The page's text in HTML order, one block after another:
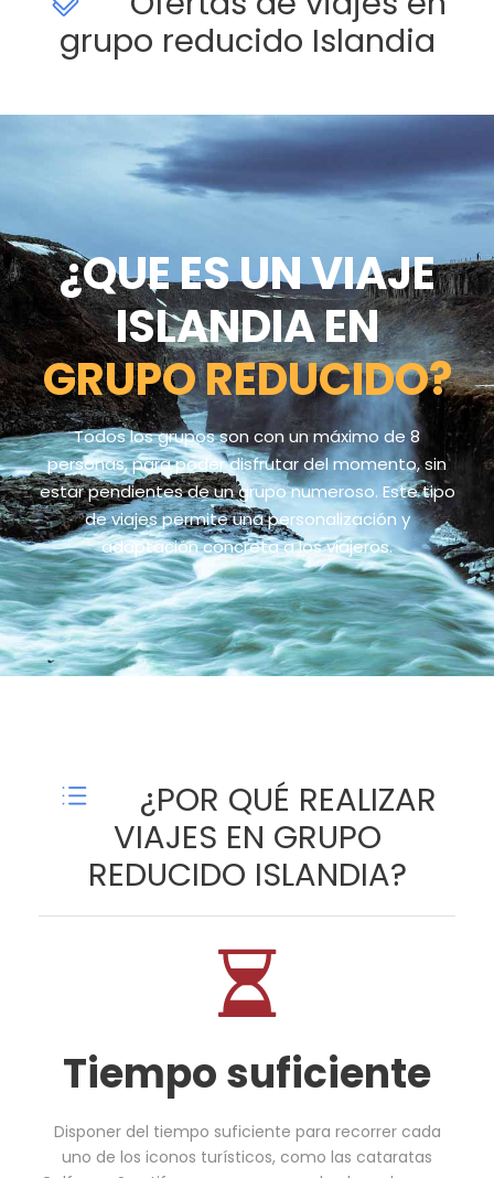
grupo reducido Islandia
¿QUE ES UN VIAJE
ISLANDIA EN
GRUPO REDUCIDO?
Todos los grupos son con un máximo de 8
personas, para poder disfrutar del momento, sin
estar pendientes de un grupo numeroso. Este tipo
de viajes permite una personalización y
adaptación concreta a los viajeros.
¿POR QUÉ REALIZAR
VIAJES EN GRUPO
REDUCIDO ISLANDIA?
Tiempo suficiente
Disponer del tiempo suficiente para recorrer cada
uno de los iconos turísticos, como las cataratas